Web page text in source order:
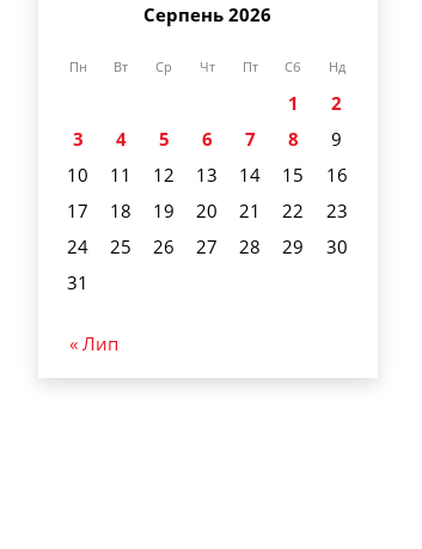
Серпень 2026
Пн Вт Ср Чт Пт Сб Нд
1
2
3
4 5 6 7 8
9
10
11 12 13 14 15
16
17
18 19 20 21 22
23
24
25 26 27 28 29
30
31
« Лип